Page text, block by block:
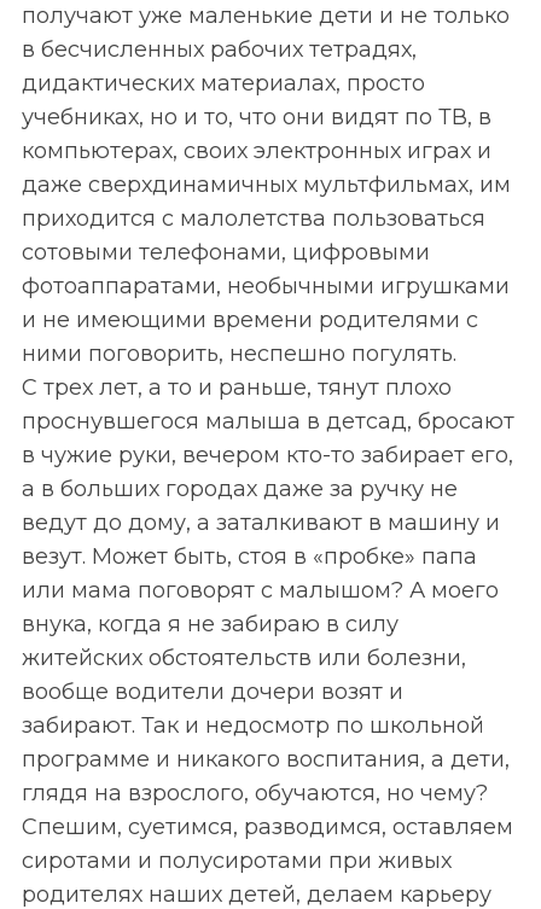
получают уже маленькие дети и не только
в бесчисленных рабочих тетрадях,
дидактических материалах, просто
учебниках, но и то, что они видят по ТВ, в
компьютерах, своих электронных играх и
даже сверхдинамичных мультфильмах, им
приходится с малолетства пользоваться
сотовыми телефонами, цифровыми
фотоаппаратами, необычными игрушками
и не имеющими времени родителями с
ними поговорить, неспешно погулять.
С трех лет, а то и раньше, тянут плохо
проснувшегося малыша в детсад, бросают
в чужие руки, вечером кто-то забирает его,
а в больших городах даже за ручку не
ведут до дому, а заталкивают в машину и
везут. Может быть, стоя в «пробке» папа
или мама поговорят с малышом? А моего
внука, когда я не забираю в силу
житейских обстоятельств или болезни,
вообще водители дочери возят и
забирают. Так и недосмотр по школьной
программе и никакого воспитания, а дети,
глядя на взрослого, обучаются, но чему?
Спешим, суетимся, разводимся, оставляем
сиротами и полусиротами при живых
родителях наших детей, делаем карьеру